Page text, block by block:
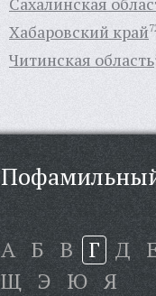
Хабаровский край
Читинская область
А Б В Г Д
Щ Э Ю Я